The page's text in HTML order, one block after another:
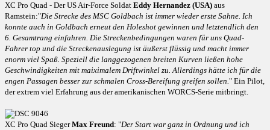
XC Pro Quad - Der US Air-Force Soldat Eddy Hernandez (USA) aus
Ramstein:"Die Strecke des MSC Goldbach ist immer wieder erste Sahne. Ich
konnte auch in Goldbach erneut den Holeshot gewinnen und letztendlich den
6. Gesamtrang einfahren. Die Streckenbedingungen waren für uns Quad-
Fahrer top und die Streckenauslegung ist äußerst flüssig und macht immer
enorm viel Spaß. Speziell die langgezogenen breiten Kurven ließen hohe
Geschwindigkeiten mit maiximalem Driftwinkel zu. Allerdings hätte ich für die
engen Passagen besser zur schmalen Cross-Bereifung greifen sollen." Ein Pilot,
der extrem viel Erfahrung aus der amerikanischen WORCS-Serie mitbringt.
XC Pro Quad SiegerMax Freund: "Der Start war ganz in Ordnung und ich